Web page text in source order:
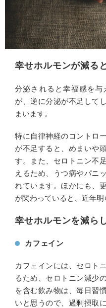
幸せホルモンが減る
分泌されると幸福感を
が、逆に分泌が不足して
まいます。
特に自律神経のコントロ
が不足すると、めまいや
す。また、セロトニン不
えるため、うつ病やパニ
れています。ほかにも、
が関わっていると、近年明
幸せホルモンを減ら
カフェイン
カフェインには、セロト
るため、セロトニン減少
を含む飲み物は、毎日習
いと思うので、過剰摂取